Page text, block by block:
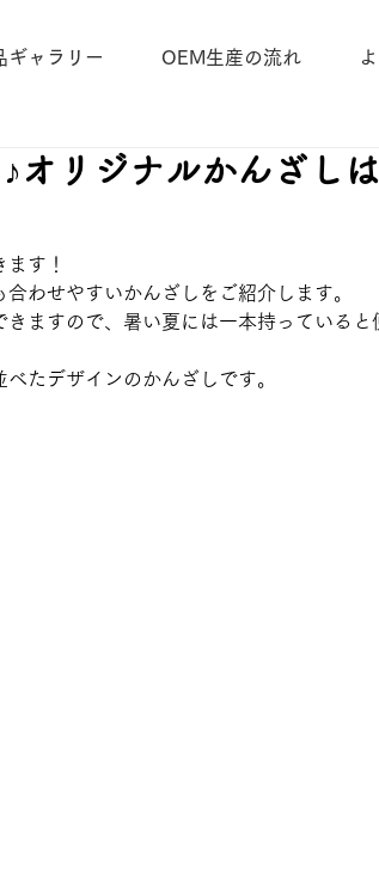
ギャラリー OEM生産の流れ
オリジナルかんざしは
す！
わせやすいかんざしをご紹介します。
ますので、暑い夏には一本持っていると
たデザインのかんざしです。